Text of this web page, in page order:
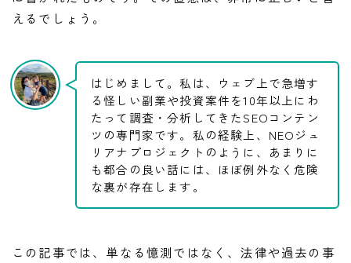
えるでしょう。
はじめまして。私は、ウェブ上で急増す
る怪しい副業や投資案件を10年以上にわ
たって調査・分析してきたSEOコンテン
ツの専門家です。私の経験上、NEOジュ
リアナプロジェクトのように、あまりに
も都合の良い話には、ほぼ例外なく危険
な裏が存在します。
この記事では、単なる憶測ではなく、法律や過去の事